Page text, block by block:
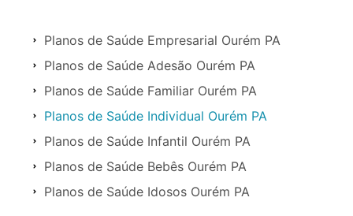
Planos de Saúde Empresarial Ourém PA
Planos de Saúde Adesão Ourém PA
Planos de Saúde Familiar Ourém PA
Planos de Saúde Individual Ourém PA
Planos de Saúde Infantil Ourém PA
Planos de Saúde Bebês Ourém PA
Planos de Saúde Idosos Ourém PA